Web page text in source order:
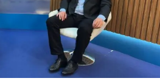
causados por conflitos
fosse o conflito no Oriente
tenhamos tido um aumento